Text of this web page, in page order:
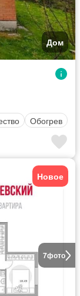
Дом
Обогрев
7фото
Новое